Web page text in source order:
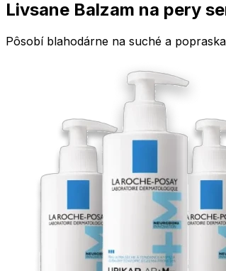
Livsane Balzam na pery
Pôsobí blahodárne na suché a